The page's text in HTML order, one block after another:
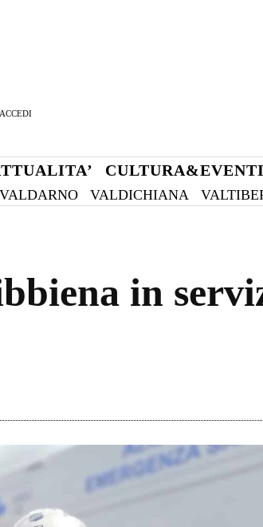
ACCEDI
CULTURA&EVENTI
VALDARNO VALDICHIANA
in